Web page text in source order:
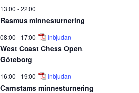
13:00 -22:00
Rasmus minnesturnering
08:00 - 17:00 Inbjudan
West Coast Chess Open,
Göteborg
16:00 - 19:00 Inbjudan
Carnstams minnesturnering